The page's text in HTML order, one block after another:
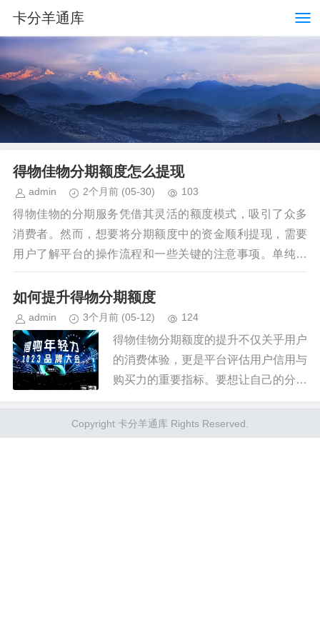
卡分羊通库
得物佳物分期额度怎么提现
admin 2个月前 (05-30) 103
得物佳物的分期服务凭借其灵活的额度模式，吸引了众多
消费者。然而，想要将分期额度中的资金顺利提现，需要
用户了解平台的操作流程和一些关键的注意事项。单纯的
“提现”一词过于简化了这一过程，实际上得物佳物分期...
如何提升得物分期额度
admin 3个月前 (05-12) 124
得物佳物分期额度的提升不仅关乎用户
的消费体验，更是平台评估用户信用与
购买力的重要指标。要想让自己的分期
数值的关键因素。通常情况下，用户的
支付历史、交易频率以及账户活跃...
Copyright 卡分羊通库 Rights Reserved.